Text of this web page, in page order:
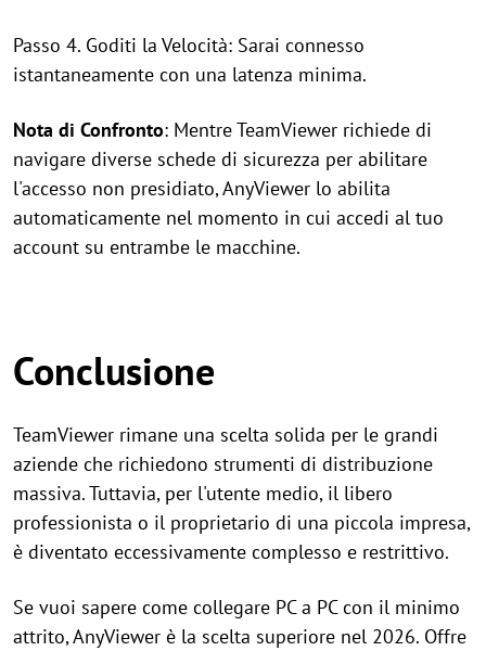
Passo 4. Goditi la Velocità: Sarai connesso
istantaneamente con una latenza minima.
Nota di Confronto: Mentre TeamViewer richiede di
navigare diverse schede di sicurezza per abilitare
l'accesso non presidiato, AnyViewer lo abilita
automaticamente nel momento in cui accedi al tuo
account su entrambe le macchine.
Conclusione
TeamViewer rimane una scelta solida per le grandi
aziende che richiedono strumenti di distribuzione
massiva. Tuttavia, per l'utente medio, il libero
professionista o il proprietario di una piccola impresa,
è diventato eccessivamente complesso e restrittivo.
Se vuoi sapere come collegare PC a PC con il minimo
attrito, AnyViewer è la scelta superiore nel 2026. Offre